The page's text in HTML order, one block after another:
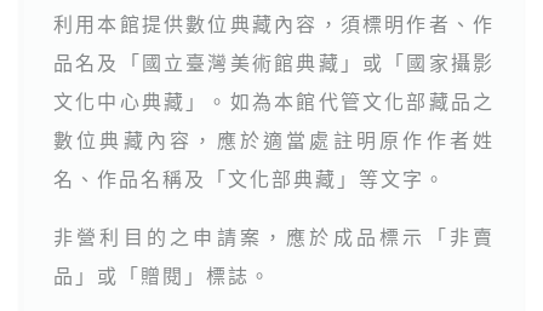
利用本館提供數位典藏內容，須標明作者、作
品名及「國立臺灣美術館典藏」或「國家攝影
文化中心典藏」。如為本館代管文化部藏品之
數位典藏內容，應於適當處註明原作作者姓
名、作品名稱及「文化部典藏」等文字。
非營利目的之申請案，應於成品標示「非賣
品」或「贈閱」標誌。